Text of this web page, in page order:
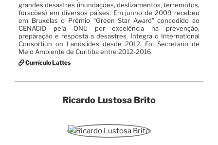
grandes desastres (inundações, deslizamentos, terremotos,
furacões) em diversos países. Em junho de 2009 recebeu
em Bruxelas o Prêmio “Green Star Award” concedido ao
CENACID pela ONU por excelência na prevenção,
preparação e resposta a desastres. Integra o International
Consortiun on Landslides desde 2012. Foi Secretario de
Meio Ambiente de Curitiba entre 2012-2016.
Currículo Lattes
Ricardo Lustosa Brito